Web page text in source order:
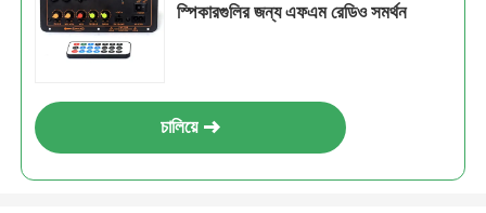
জমা দিন
স্পিকারগুলির জন্য এফএম রেডিও সমর্থন
চালিয়ে